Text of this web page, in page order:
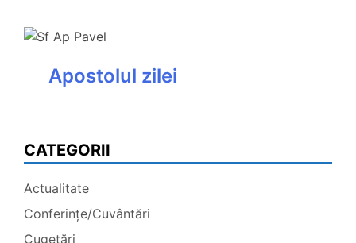
Apostolul zilei
CATEGORII
Actualitate
Conferințe/Cuvântări
Cugetări